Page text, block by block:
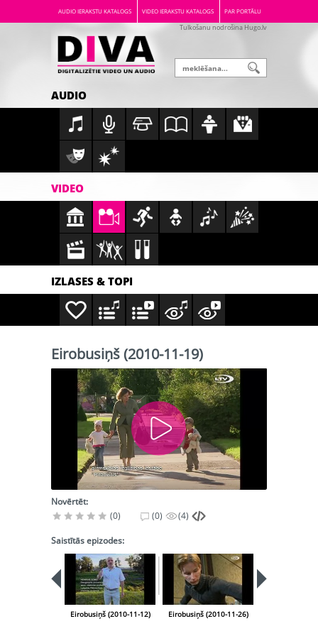
AUDIO IERAKSTU KATALOGS VIDEO IERAKSTU KATALOGS PAR PORTĀLU
Tulkošanu nodrošina Hugo.lv
AUDIO
VIDEO
IZLASES & TOPI
Eirobusiņš (2010-11-19)
Novērtēt:
(0)
(0) (4)
Saistītās epizodes:
Eirobusiņš (2010-11-12) Eirobusiņš (2010-11-26)